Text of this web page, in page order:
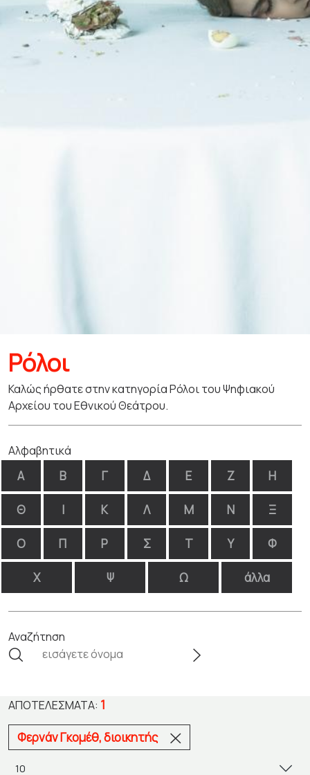
Ρόλοι
Καλώς ήρθατε στην κατηγορία Ρόλοι του Ψηφιακού
Αρχείου του Εθνικού Θεάτρου.
Αλφαβητικά
Α Β Γ Δ Ε Ζ Η
Θ Ι Κ Λ Μ Ν Ξ
Ο Π Ρ Σ Τ Υ Φ
Χ Ψ Ω άλλα
Αναζήτηση
ΑΠΟΤΕΛΈΣΜΑΤΑ: 1
Φερνάν Γκομέθ, διοικητής